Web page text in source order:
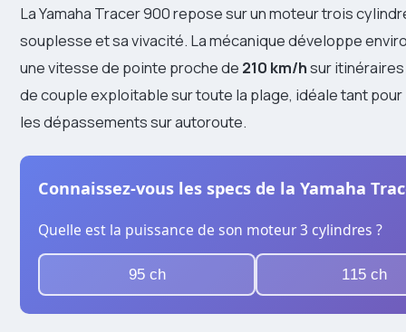
La Yamaha Tracer 900 repose sur un moteur trois
souplesse et sa vivacité. La mécanique développe
une vitesse de pointe proche de 210 km/hsur
de couple exploitable sur toute la plage, idéale tant
les dépassements sur autoroute.
Connaissez-vous les specs de la Yamaha
Quelle est la puissance de son moteur 3 cylindres ?
95 ch 115 ch